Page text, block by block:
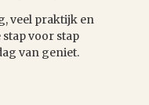
veel praktijk en
voor stap
van geniet.